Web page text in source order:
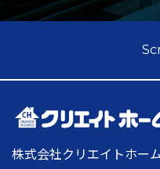
株式会社クリエイトホー